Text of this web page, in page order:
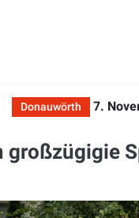
Donauwörth
7.
großzügigie